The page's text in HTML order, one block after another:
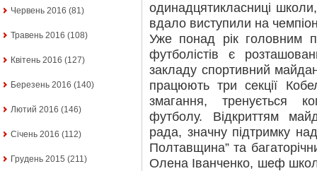
Червень 2016 (81)
Травень 2016 (108)
Квітень 2016 (127)
Березень 2016 (140)
Лютий 2016 (146)
Січень 2016 (112)
Грудень 2015 (211)
одинадцятикласниці
вдало виступили на
Уже понад рік головним
футболістів є
закладу спортивний
працюють три секції
змагання, тренується
футболу. Відкриттям
рада, значну підтримку
Полтавщина” та
Олена Іванченко, шеф